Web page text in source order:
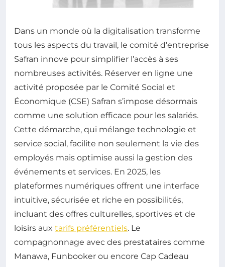
Dans un monde où la digitalisation transforme
tous les aspects du travail, le comité d’entreprise
Safran innove pour simplifier l’accès à ses
nombreuses activités. Réserver en ligne une
activité proposée par le Comité Social et
Économique (CSE) Safran s’impose désormais
comme une solution efficace pour les salariés.
Cette démarche, qui mélange technologie et
service social, facilite non seulement la vie des
employés mais optimise aussi la gestion des
événements et services. En 2025, les
plateformes numériques offrent une interface
intuitive, sécurisée et riche en possibilités,
incluant des offres culturelles, sportives et de
loisirs aux tarifs préférentiels. Le
compagnonnage avec des prestataires comme
Manawa, Funbooker ou encore Cap Cadeau